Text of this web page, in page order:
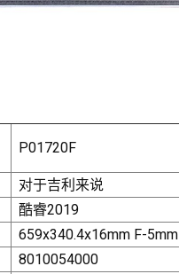
P01720F
对于吉利来说
酷睿2019
659x340.4x16mm F-5mm
8010054000